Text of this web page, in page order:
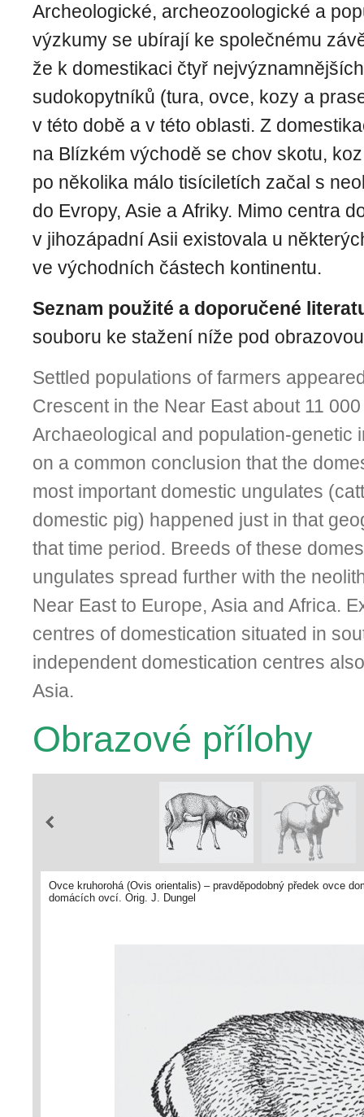
Archeologické, archeozoologické a
výzkumy se ubírají ke společnému
že k domestikaci čtyř
sudokopytníků (tura, ovce, kozy a
v této době a v této oblasti. Z
na Blízkém východě se chov skotu,
po několika málo tisíciletích začal s
do Evropy, Asie a Afriky. Mimo centra
v jihozápadní Asii existovala u
ve východních částech kontinentu.
Seznam použité a doporučené
souboru ke stažení níže pod
Settled populations of farmers
Crescent in the Near East about 11
Archaeological and po­pulation-genetic
on a common conclusion that the
most important domestic ungulates
domestic pig) happened just in that
that time period. Breeds of these
ungulates spread further with the
Near East to Europe, Asia and Africa.
centres of domestication situated in
independent domestication centres
Asia.
Obrazové přílohy
Ovce kruhorohá (Ovis orientalis) – pravděpodobný předek ovce
domácích ovcí. Orig. J. Dungel